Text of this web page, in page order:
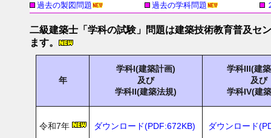
過去の製図問題
過去の学科問題
二級建築士「学科の試験」問題は建築技術教育普及セ
ます。
年
学科I(建築計画)
及び
学科II(建築法規)
学科III(建
及び
学科IV(建
令和7年 ダウンロード(PDF:672KB) ダウンロード